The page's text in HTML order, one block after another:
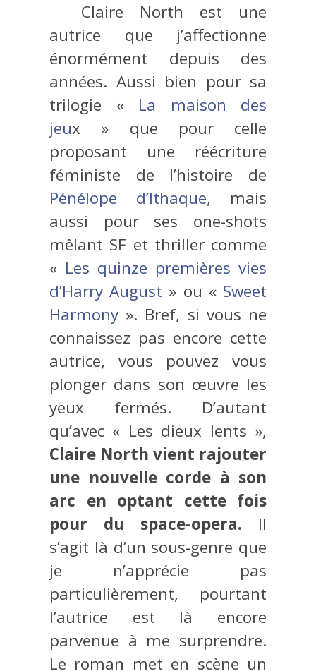
Claire North est une
autrice que j’affectionne
énormément depuis des
années. Aussi bien pour sa
trilogie « La maison des
jeux » que pour celle
proposant une réécriture
féministe de l’histoire de
Pénélope d’Ithaque, mais
aussi pour ses one-shots
mêlant SF et thriller comme
« Les quinze premières vies
d’Harry August » ou « Sweet
Harmony ». Bref, si vous ne
connaissez pas encore cette
autrice, vous pouvez vous
plonger dans son œuvre les
yeux fermés. D’autant
qu’avec « Les dieux lents »,
Claire North vient rajouter
une nouvelle corde à son
arc en optant cette fois
pour du space-opera. Il
s’agit là d’un sous-genre que
je n’apprécie pas
particulièrement, pourtant
l’autrice est là encore
parvenue à me surprendre.
Le roman met en scène un